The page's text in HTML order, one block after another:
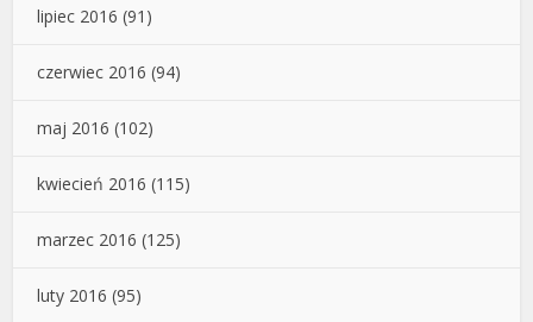
lipiec 2016 (91)
czerwiec 2016 (94)
maj 2016 (102)
kwiecień 2016 (115)
marzec 2016 (125)
luty 2016 (95)